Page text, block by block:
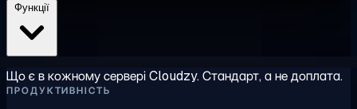
Що є в кожному сервері Cloudzy. Стандарт, а не доплата.
ПРОДУКТИВНІСТЬ